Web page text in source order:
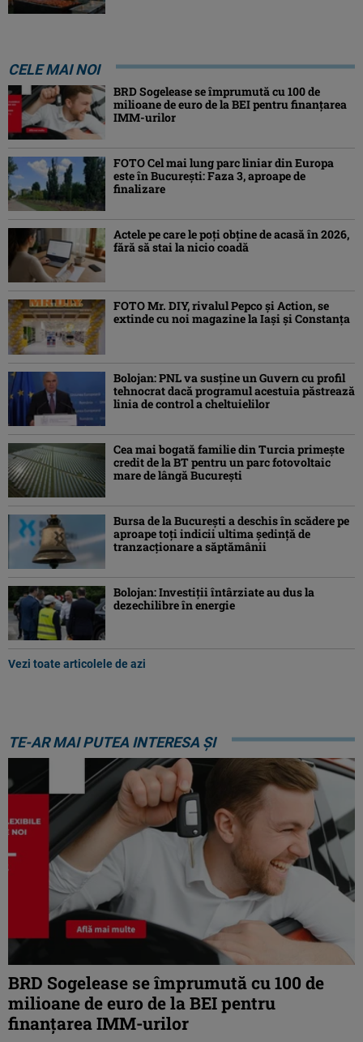
CELE MAI NOI
BRD Sogelease se împrumută cu 100 de
milioane de euro de la BEI pentru finanțarea
IMM-urilor
FOTO Cel mai lung parc liniar din Europa
este în București: Faza 3, aproape de
finalizare
Actele pe care le poți obține de acasă în 2026,
fără să stai la nicio coadă
FOTO Mr. DIY, rivalul Pepco și Action, se
extinde cu noi magazine la Iași și Constanța
Bolojan: PNL va susţine un Guvern cu profil
tehnocrat dacă programul acestuia păstrează
linia de control a cheltuielilor
Cea mai bogată familie din Turcia primește
credit de la BT pentru un parc fotovoltaic
mare de lângă București
Bursa de la Bucureşti a deschis în scădere pe
aproape toţi indicii ultima şedinţă de
tranzacţionare a săptămânii
Bolojan: Investiţii întârziate au dus la
dezechilibre în energie
Vezi toate articolele de azi
TE-AR MAI PUTEA INTERESA ȘI
BRD Sogelease se împrumută cu 100 de
milioane de euro de la BEI pentru
finanțarea IMM-urilor